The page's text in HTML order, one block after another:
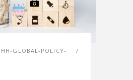
HH-GLOBAL-POLICY-